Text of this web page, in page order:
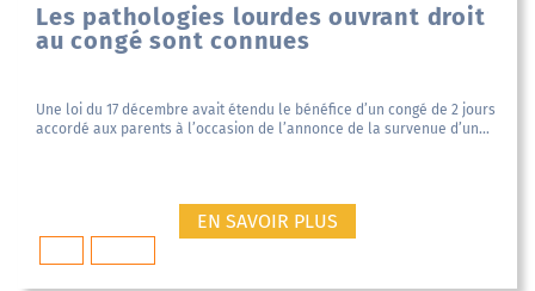
Les pathologies lourdes ouvrant droit
au congé sont connues
Une loi du 17 décembre avait étendu le bénéfice d’un congé de 2 jours
accordé aux parents à l’occasion de l’annonce de la survenue d’un...
EN SAVOIR PLUS